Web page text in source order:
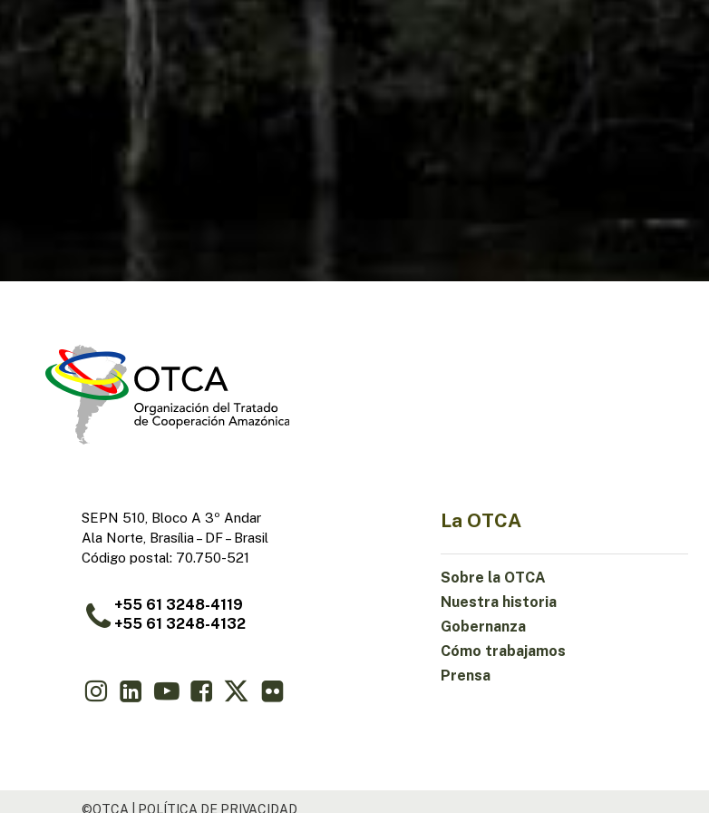
SEPN 510, Bloco A 3º Andar
Ala Norte, Brasília – DF – Brasil
Código postal: 70.750-521
+55 61 3248-4119
+55 61 3248-4132
La OTCA
Sobre la OTCA
Nuestra historia
Gobernanza
Cómo trabajamos
Prensa
©OTCA | POLÍTICA DE PRIVACIDAD